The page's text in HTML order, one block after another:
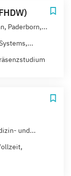
Paderborn,...
und...